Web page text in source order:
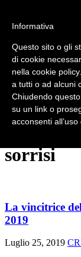
HOME
NEWS
SERATE E
FESTIVAL
VINTAGE
RUBRICHE
CONTATTI
sorrisi
La vincitrice
2019
Luglio 25, 2019
Informativa
Questo sito o gli
di cookie
nella cookie
a tutti o ad alcuni
Chiudendo
su un link o
acconsenti all’uso